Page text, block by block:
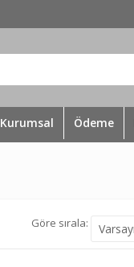
Kurumsal Ödeme
Göre sırala: